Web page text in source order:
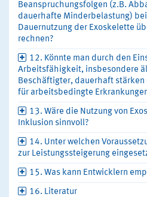
Beanspruchungsfolgen (z.B.
dauerhafte Minderbelastung)
Dauernutzung der Exoskelette
rechnen?
12. Könnte man durch den
Arbeitsfähigkeit, insbesondere
Beschäftigter, dauerhaft stärken
für arbeitsbedingte
13. Wäre die Nutzung von
Inklusion sinnvoll?
14. Unter welchen
zur Leistungssteigerung
15. Was kann Entwicklern
16. Literatur